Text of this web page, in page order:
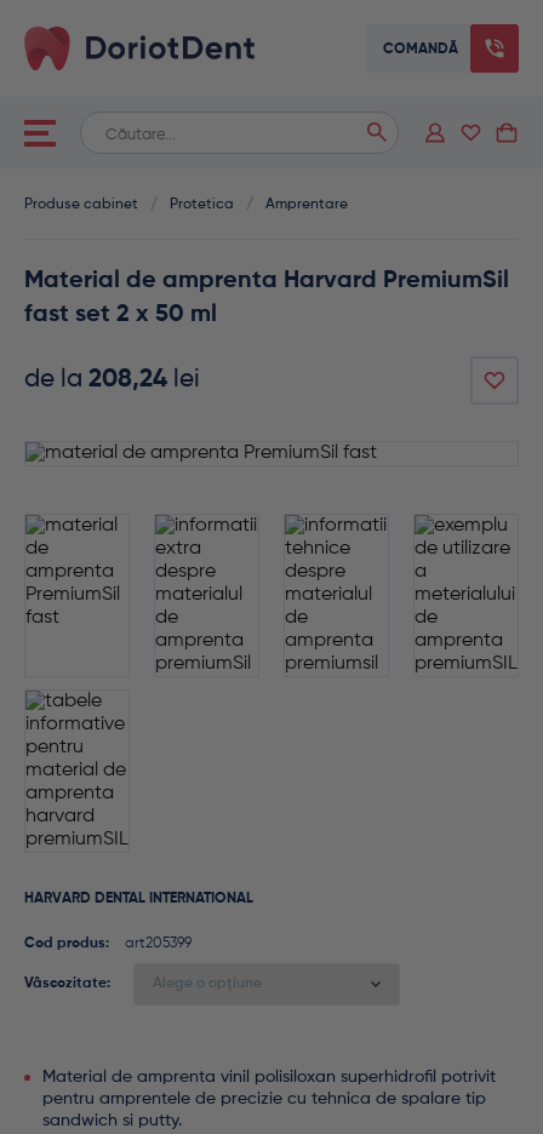
COMANDĂ
după:
When autocomplete results are available use up and down
Produse cabinet / Protetica / Amprentare
Material de amprenta Harvard PremiumSil
fast set 2 x 50 ml
de la 208,24 lei
HARVARD DENTAL INTERNATIONAL
Cod produs: art205399
Vâscozitate
Material de amprenta vinil polisiloxan superhidrofil potrivit
pentru amprentele de precizie cu tehnica de spalare tip
sandwich si putty.